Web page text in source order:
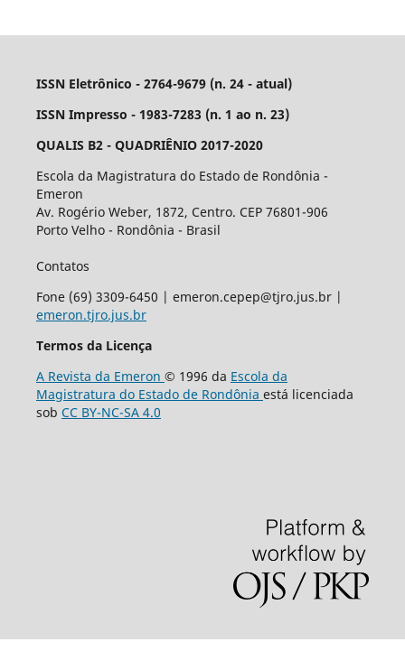
ISSN Eletrônico - 2764-9679 (n. 24 - atual)
ISSN Impresso - 1983-7283 (n. 1 ao n. 23)
QUALIS B2 - QUADRIÊNIO 2017-2020
Escola da Magistratura do Estado de Rondônia -
Emeron
Av. Rogério Weber, 1872, Centro. CEP 76801-906
Porto Velho - Rondônia - Brasil
Contatos
Fone (69) 3309-6450 | emeron.cepep@tjro.jus.br |
emeron.tjro.jus.br
Termos da Licença
A Revista da Emeron © 1996 da Escola da
Magistratura do Estado de Rondônia está licenciada
sob CC BY-NC-SA 4.0